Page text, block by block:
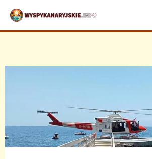
Przejdź
treści